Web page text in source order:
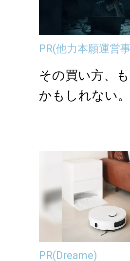
PR(他力本願運営
その買い方、
かもしれない。
PR(Dreame)